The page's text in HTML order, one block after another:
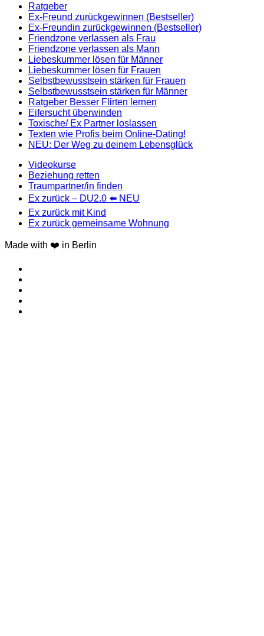
Ratgeber
Ex-Freund zurückgewinnen (Bestseller)
Ex-Freundin zurückgewinnen (Bestseller)
Friendzone verlassen als Frau
Friendzone verlassen als Mann
Liebeskummer lösen für Männer
Liebeskummer lösen für Frauen
Selbstbewusstsein stärken für Frauen
Selbstbewusstsein stärken für Männer
Ratgeber Besser Flirten lernen
Eifersucht überwinden
Toxische/ Ex Partner loslassen
Texten wie Profis beim Online-Dating!
NEU: Der Weg zu deinem Lebensglück
Videokurse
Beziehung retten
Traumpartner/in finden
Ex zurück – DU2.0 ⬅️ NEU
Ex zurück mit Kind
Ex zurück gemeinsame Wohnung
Made with ❤️ in Berlin